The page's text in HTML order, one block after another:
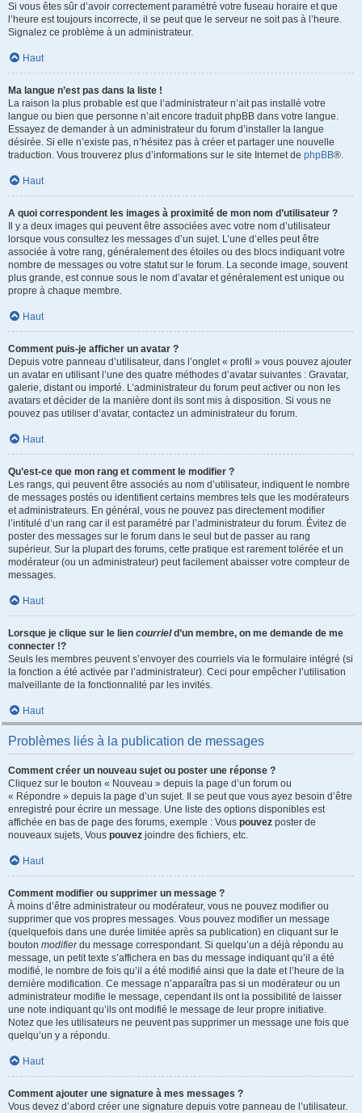
Si vous êtes sûr d’avoir correctement paramétré votre fuseau horaire et que
l’heure est toujours incorrecte, il se peut que le serveur ne soit pas à l’heure.
Signalez ce problème à un administrateur.
Haut
Ma langue n’est pas dans la liste !
La raison la plus probable est que l’administrateur n’ait pas installé votre
langue ou bien que personne n’ait encore traduit phpBB dans votre langue.
Essayez de demander à un administrateur du forum d’installer la langue
désirée. Si elle n’existe pas, n’hésitez pas à créer et partager une nouvelle
traduction. Vous trouverez plus d’informations sur le site Internet de phpBB®.
Haut
A quoi correspondent les images à proximité de mon nom d’utilisateur ?
Il y a deux images qui peuvent être associées avec votre nom d’utilisateur
lorsque vous consultez les messages d’un sujet. L’une d’elles peut être
associée à votre rang, généralement des étoiles ou des blocs indiquant votre
nombre de messages ou votre statut sur le forum. La seconde image, souvent
plus grande, est connue sous le nom d’avatar et généralement est unique ou
propre à chaque membre.
Haut
Comment puis-je afficher un avatar ?
Depuis votre panneau d’utilisateur, dans l’onglet « profil » vous pouvez ajouter
un avatar en utilisant l’une des quatre méthodes d’avatar suivantes : Gravatar,
galerie, distant ou importé. L’administrateur du forum peut activer ou non les
avatars et décider de la manière dont ils sont mis à disposition. Si vous ne
pouvez pas utiliser d’avatar, contactez un administrateur du forum.
Haut
Qu’est-ce que mon rang et comment le modifier ?
Les rangs, qui peuvent être associés au nom d’utilisateur, indiquent le nombre
de messages postés ou identifient certains membres tels que les modérateurs
et administrateurs. En général, vous ne pouvez pas directement modifier
l’intitulé d’un rang car il est paramétré par l’administrateur du forum. Évitez de
poster des messages sur le forum dans le seul but de passer au rang
supérieur. Sur la plupart des forums, cette pratique est rarement tolérée et un
modérateur (ou un administrateur) peut facilement abaisser votre compteur de
messages.
Haut
Lorsque je clique sur le lien courrield’un membre, on me demande de me
connecter !?
Seuls les membres peuvent s’envoyer des courriels via le formulaire intégré (si
la fonction a été activée par l’administrateur). Ceci pour empêcher l’utilisation
malveillante de la fonctionnalité par les invités.
Haut
Problèmes liés à la publication de messages
Comment créer un nouveau sujet ou poster une réponse ?
Cliquez sur le bouton « Nouveau » depuis la page d’un forum ou
« Répondre » depuis la page d’un sujet. Il se peut que vous ayez besoin d’être
enregistré pour écrire un message. Une liste des options disponibles est
affichée en bas de page des forums, exemple : Vous pouvez poster de
nouveaux sujets, Vous pouvez joindre des fichiers, etc.
Haut
Comment modifier ou supprimer un message ?
À moins d’être administrateur ou modérateur, vous ne pouvez modifier ou
supprimer que vos propres messages. Vous pouvez modifier un message
(quelquefois dans une durée limitée après sa publication) en cliquant sur le
bouton modifierdu message correspondant. Si quelqu’un a déjà répondu au
message, un petit texte s’affichera en bas du message indiquant qu’il a été
modifié, le nombre de fois qu’il a été modifié ainsi que la date et l’heure de la
dernière modification. Ce message n’apparaîtra pas si un modérateur ou un
administrateur modifie le message, cependant ils ont la possibilité de laisser
une note indiquant qu’ils ont modifié le message de leur propre initiative.
Notez que les utilisateurs ne peuvent pas supprimer un message une fois que
quelqu’un y a répondu.
Haut
Comment ajouter une signature à mes messages ?
Vous devez d’abord créer une signature depuis votre panneau de l’utilisateur.